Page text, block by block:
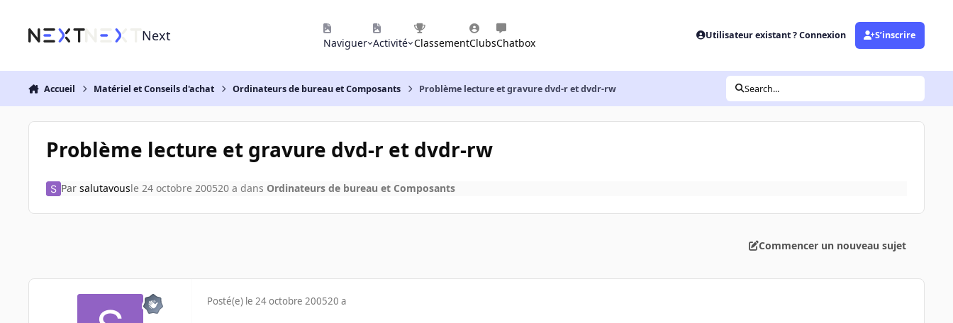
Next Naviguer Activité ClassementClubsChatbox
Utilisateur existant ? Connexion S’inscrire
Accueil Matériel et Conseils d'achat Ordinateurs de bureau et Composants Problème lecture et gravure dvd-r et dvdr-rw Search...
Problème lecture et gravure dvd-r et dvdr-rw
Par salutavousle 24 octobre 200520 a dans Ordinateurs de bureau et Composants
Commencer un nouveau sujet
Posté(e) le 24 octobre 200520 a